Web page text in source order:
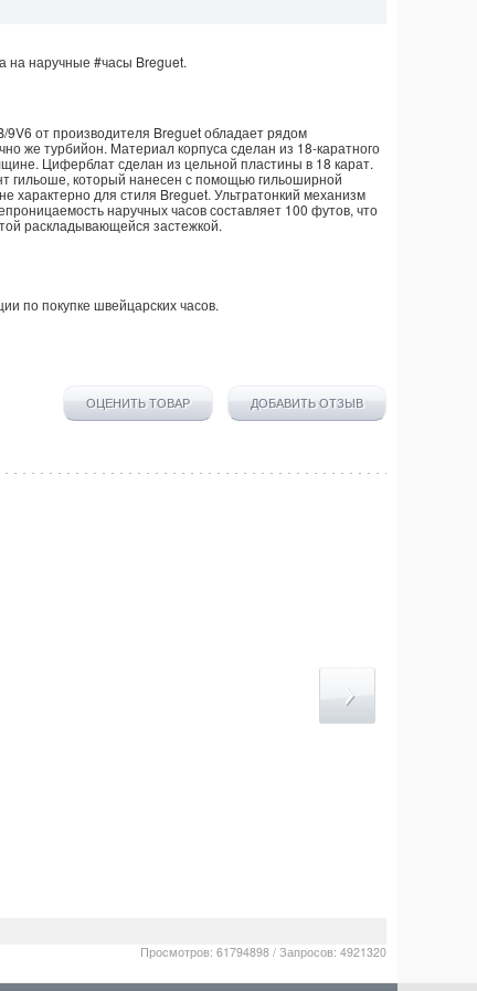
на наручные #часы Breguet.
от производителя Breguet обладает рядом
же турбийон. Материал корпуса сделан из 18-каратного
Циферблат сделан из цельной пластины в 18 карат.
гильоше, который нанесен с помощью гильоширной
характерно для стиля Breguet. Ультратонкий механизм
наручных часов составляет 100 футов, что
раскладывающейся застежкой.
по покупке швейцарских часов.
ОЦЕНИТЬ ТОВАР ДОБАВИТЬ ОТЗЫВ
Просмотров: 61794898 / Запросов: 4921320